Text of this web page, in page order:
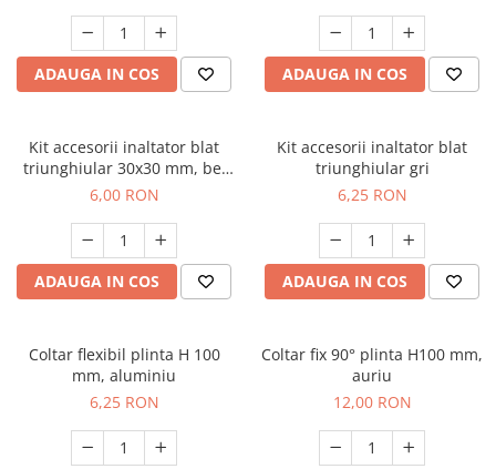
ADAUGA IN COS ADAUGA IN COS
Kit accesorii inaltator blat
triunghiular 30x30 mm, bej
(sampanie)
6,00 RON
ADAUGA IN COS
Kit accesorii inaltator blat
triunghiular gri
6,25 RON
ADAUGA IN COS
Coltar flexibil plinta H 100
mm, aluminiu
6,25 RON
Coltar fix 90° plinta H100 mm,
auriu
12,00 RON